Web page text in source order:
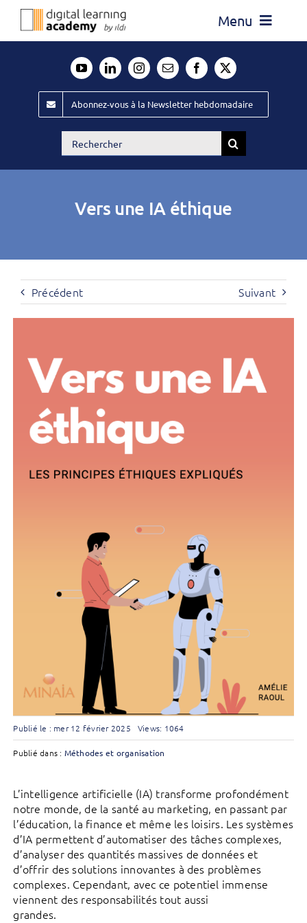
Passer
Menu
Évènements ILDI
Offres d’emploi
Abonnez-vous à la Newsletter hebdomadaire
Rechercher:
Vers une IA éthique
Précédent Suivant
Publié le : mer 12 février 2025 Views: 1064
Publié dans : Méthodes et organisation
L’intelligence artificielle (IA) transforme profondément
notre monde, de la santé au marketing, en passant par
l’éducation, la finance et même les loisirs. Les systèmes
d’IA permettent d’automatiser des tâches complexes,
d’analyser des quantités massives de données et
d’offrir des solutions innovantes à des problèmes
complexes. Cependant, avec ce potentiel immense
viennent des responsabilités tout aussi
grandes.